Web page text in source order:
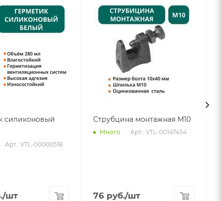
силиконовый
Арт.: VTL-00000518
/шт
Струбцина монтажная М10
Много Арт.: VTL-00147454
76 руб./шт